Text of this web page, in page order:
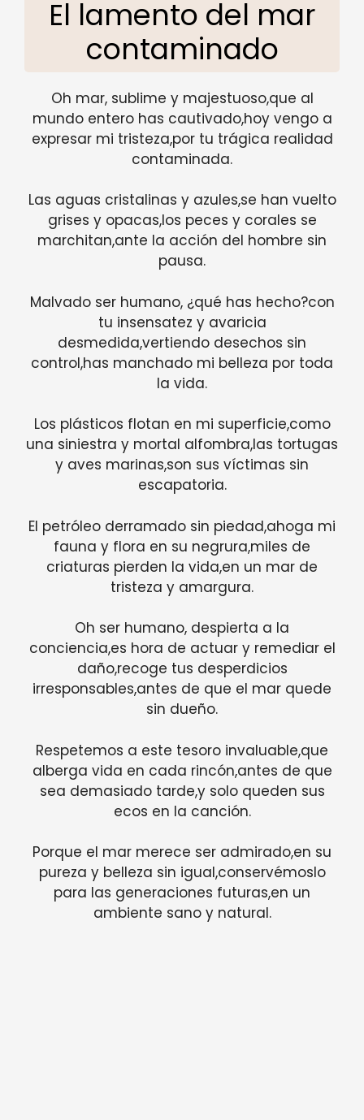
El lamento del mar
contaminado
Oh mar, sublime y majestuoso,que al
mundo entero has cautivado,hoy vengo a
expresar mi tristeza,por tu trágica realidad
contaminada.
Las aguas cristalinas y azules,se han vuelto
grises y opacas,los peces y corales se
marchitan,ante la acción del hombre sin
pausa.
Malvado ser humano, ¿qué has hecho?con
tu insensatez y avaricia
desmedida,vertiendo desechos sin
control,has manchado mi belleza por toda
la vida.
Los plásticos flotan en mi superficie,como
una siniestra y mortal alfombra,las tortugas
y aves marinas,son sus víctimas sin
escapatoria.
El petróleo derramado sin piedad,ahoga mi
fauna y flora en su negrura,miles de
criaturas pierden la vida,en un mar de
tristeza y amargura.
Oh ser humano, despierta a la
conciencia,es hora de actuar y remediar el
daño,recoge tus desperdicios
irresponsables,antes de que el mar quede
sin dueño.
Respetemos a este tesoro invaluable,que
alberga vida en cada rincón,antes de que
sea demasiado tarde,y solo queden sus
ecos en la canción.
Porque el mar merece ser admirado,en su
pureza y belleza sin igual,conservémoslo
para las generaciones futuras,en un
ambiente sano y natural.